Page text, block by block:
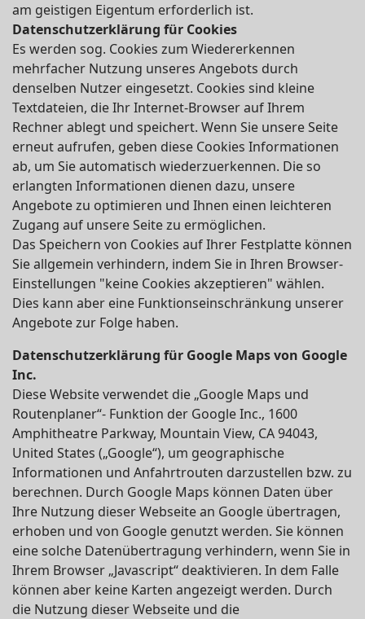
am geistigen Eigentum erforderlich ist.
Datenschutzerklärung für Cookies
Es werden sog. Cookies zum Wiedererkennen
mehrfacher Nutzung unseres Angebots durch
denselben Nutzer eingesetzt. Cookies sind kleine
Textdateien, die Ihr Internet-Browser auf Ihrem
Rechner ablegt und speichert. Wenn Sie unsere Seite
erneut aufrufen, geben diese Cookies Informationen
ab, um Sie automatisch wiederzuerkennen. Die so
erlangten Informationen dienen dazu, unsere
Angebote zu optimieren und Ihnen einen leichteren
Zugang auf unsere Seite zu ermöglichen.
Das Speichern von Cookies auf Ihrer Festplatte können
Sie allgemein verhindern, indem Sie in Ihren Browser-
Einstellungen "keine Cookies akzeptieren" wählen.
Dies kann aber eine Funktionseinschränkung unserer
Angebote zur Folge haben.
Datenschutzerklärung für Google Maps von Google
Inc.
Diese Website verwendet die „Google Maps und
Routenplaner“- Funktion der Google Inc., 1600
Amphitheatre Parkway, Mountain View, CA 94043,
United States („Google“), um geographische
Informationen und Anfahrtrouten darzustellen bzw. zu
berechnen. Durch Google Maps können Daten über
Ihre Nutzung dieser Webseite an Google übertragen,
erhoben und von Google genutzt werden. Sie können
eine solche Datenübertragung verhindern, wenn Sie in
Ihrem Browser „Javascript“ deaktivieren. In dem Falle
können aber keine Karten angezeigt werden. Durch
die Nutzung dieser Webseite und die